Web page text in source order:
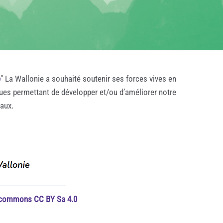
" La Wallonie a souhaité soutenir ses forces vives en
permettant de développer et/ou d’améliorer notre
CC BY Sa 4.0